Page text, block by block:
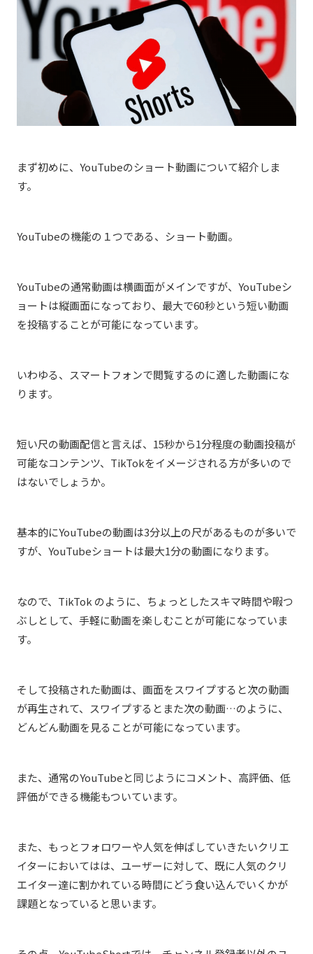
まず初めに、YouTubeのショート動画について紹介しま
す。
YouTubeの機能の１つである、ショート動画。
YouTubeの通常動画は横画面がメインですが、YouTubeシ
ョートは縦画面になっており、最大で60秒という短い動画
を投稿することが可能になっています。
いわゆる、スマートフォンで閲覧するのに適した動画にな
ります。
短い尺の動画配信と言えば、15秒から1分程度の動画投稿が
可能なコンテンツ、TikTokをイメージされる方が多いので
はないでしょうか。
基本的にYouTubeの動画は3分以上の尺があるものが多いで
すが、YouTubeショートは最大1分の動画になります。
なので、TikTok のように、ちょっとしたスキマ時間や暇つ
ぶしとして、手軽に動画を楽しむことが可能になっていま
す。
そして投稿された動画は、画面をスワイプすると次の動画
が再生されて、スワイプするとまた次の動画…のように、
どんどん動画を見ることが可能になっています。
また、通常のYouTubeと同じようにコメント、高評価、低
評価ができる機能もついています。
また、もっとフォロワーや人気を伸ばしていきたいクリエ
イターにおいてはは、ユーザーに対して、既に人気のクリ
エイター達に割かれている時間にどう食い込んでいくかが
課題となっていると思います。